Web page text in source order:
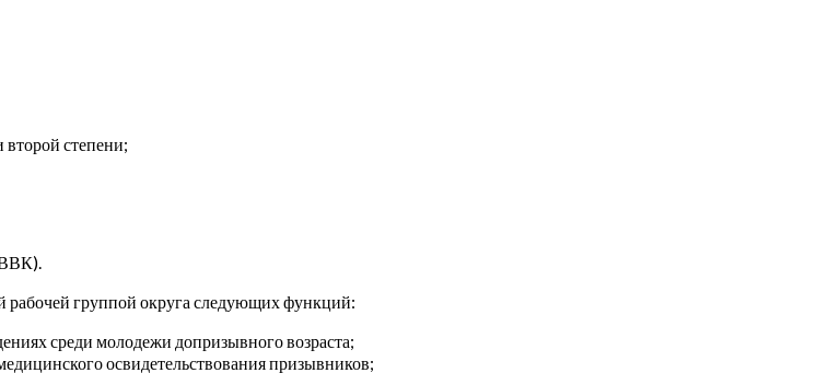
второй степени;
группой округа следующих функций:
среди молодежи допризывного возраста;
освидетельствования призывников;